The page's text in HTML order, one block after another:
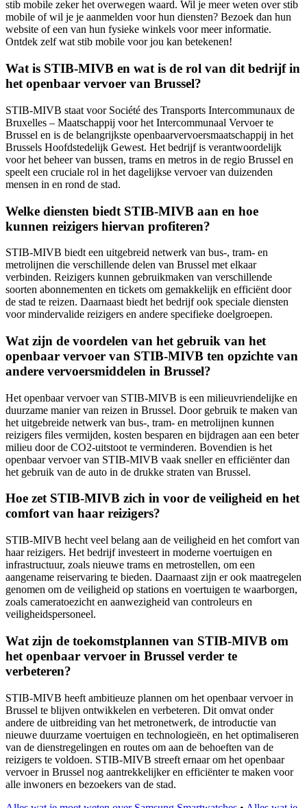
stib mobile zeker het overwegen waard. Wil je meer weten over stib
mobile of wil je je aanmelden voor hun diensten? Bezoek dan hun
website of een van hun fysieke winkels voor meer informatie.
Ontdek zelf wat stib mobile voor jou kan betekenen!
Wat is STIB-MIVB en wat is de rol van dit bedrijf in
het openbaar vervoer van Brussel?
STIB-MIVB staat voor Société des Transports Intercommunaux de
Bruxelles – Maatschappij voor het Intercommunaal Vervoer te
Brussel en is de belangrijkste openbaarvervoersmaatschappij in het
Brussels Hoofdstedelijk Gewest. Het bedrijf is verantwoordelijk
voor het beheer van bussen, trams en metros in de regio Brussel en
speelt een cruciale rol in het dagelijkse vervoer van duizenden
mensen in en rond de stad.
Welke diensten biedt STIB-MIVB aan en hoe
kunnen reizigers hiervan profiteren?
STIB-MIVB biedt een uitgebreid netwerk van bus-, tram- en
metrolijnen die verschillende delen van Brussel met elkaar
verbinden. Reizigers kunnen gebruikmaken van verschillende
soorten abonnementen en tickets om gemakkelijk en efficiënt door
de stad te reizen. Daarnaast biedt het bedrijf ook speciale diensten
voor mindervalide reizigers en andere specifieke doelgroepen.
Wat zijn de voordelen van het gebruik van het
openbaar vervoer van STIB-MIVB ten opzichte van
andere vervoersmiddelen in Brussel?
Het openbaar vervoer van STIB-MIVB is een milieuvriendelijke en
duurzame manier van reizen in Brussel. Door gebruik te maken van
het uitgebreide netwerk van bus-, tram- en metrolijnen kunnen
reizigers files vermijden, kosten besparen en bijdragen aan een beter
milieu door de CO2-uitstoot te verminderen. Bovendien is het
openbaar vervoer van STIB-MIVB vaak sneller en efficiënter dan
het gebruik van de auto in de drukke straten van Brussel.
Hoe zet STIB-MIVB zich in voor de veiligheid en het
comfort van haar reizigers?
STIB-MIVB hecht veel belang aan de veiligheid en het comfort van
haar reizigers. Het bedrijf investeert in moderne voertuigen en
infrastructuur, zoals nieuwe trams en metrostellen, om een
aangename reiservaring te bieden. Daarnaast zijn er ook maatregelen
genomen om de veiligheid op stations en voertuigen te waarborgen,
zoals cameratoezicht en aanwezigheid van controleurs en
veiligheidspersoneel.
Wat zijn de toekomstplannen van STIB-MIVB om
het openbaar vervoer in Brussel verder te
verbeteren?
STIB-MIVB heeft ambitieuze plannen om het openbaar vervoer in
Brussel te blijven ontwikkelen en verbeteren. Dit omvat onder
andere de uitbreiding van het metronetwerk, de introductie van
nieuwe duurzame voertuigen en technologieën, en het optimaliseren
van de dienstregelingen en routes om aan de behoeften van de
reizigers te voldoen. STIB-MIVB streeft ernaar om het openbaar
vervoer in Brussel nog aantrekkelijker en efficiënter te maken voor
alle inwoners en bezoekers van de stad.